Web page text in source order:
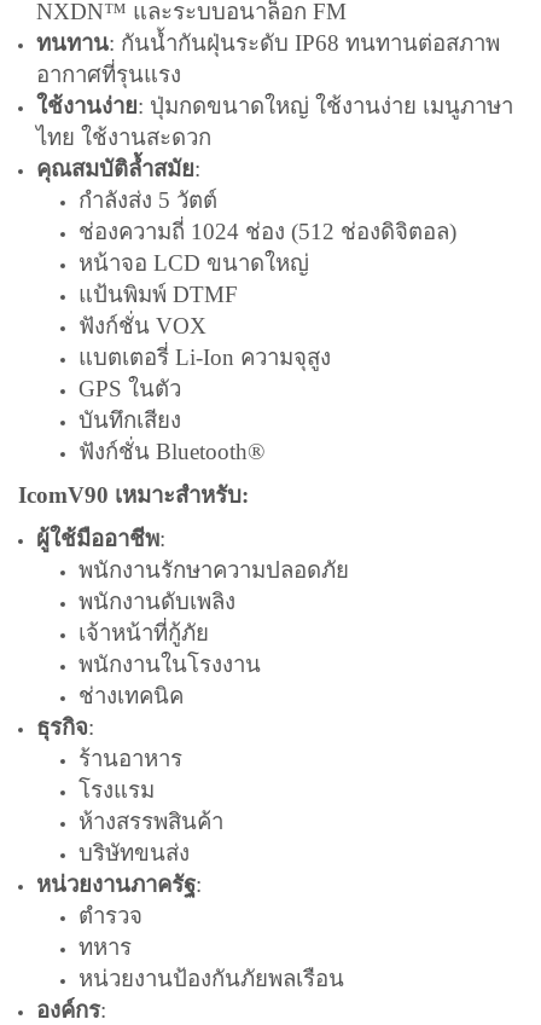
NXDN™ และระบบอนาล็อก FM
ทนทาน: กันน้ำกันฝุ่นระดับ IP68 ทนทานต่อสภาพ
อากาศที่รุนแรง
ใช้งานง่าย: ปุ่มกดขนาดใหญ่ ใช้งานง่าย เมนูภาษา
ไทย ใช้งานสะดวก
คุณสมบัติล้ำสมัย:
กำลังส่ง 5 วัตต์
ช่องความถี่ 1024 ช่อง (512 ช่องดิจิตอล)
หน้าจอ LCD ขนาดใหญ่
แป้นพิมพ์ DTMF
ฟังก์ชั่น VOX
แบตเตอรี่ Li-Ion ความจุสูง
GPS ในตัว
บันทึกเสียง
ฟังก์ชั่น Bluetooth®
IcomV90 เหมาะสำหรับ:
ผู้ใช้มืออาชีพ:
พนักงานรักษาความปลอดภัย
พนักงานดับเพลิง
เจ้าหน้าที่กู้ภัย
พนักงานในโรงงาน
ช่างเทคนิค
ธุรกิจ:
ร้านอาหาร
โรงแรม
ห้างสรรพสินค้า
บริษัทขนส่ง
หน่วยงานภาครัฐ:
ตำรวจ
ทหาร
หน่วยงานป้องกันภัยพลเรือน
องค์กร: